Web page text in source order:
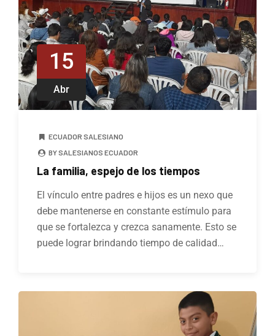
15
Abr
ECUADOR SALESIANO
BY SALESIANOS ECUADOR
La familia, espejo de los tiempos
El vínculo entre padres e hijos es un nexo que
debe mantenerse en constante estímulo para
que se fortalezca y crezca sanamente. Esto se
puede lograr brindando tiempo de calidad…